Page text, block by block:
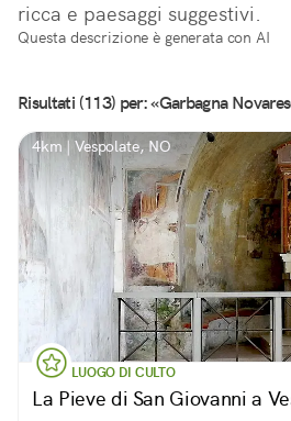
ricca e paesaggi suggestivi.
Questa descrizione è generata con AI
Risultati (113) per: «Garbagna
4km | Vespolate, NO
LUOGO DI CULTO
La Pieve di San Giovanni a